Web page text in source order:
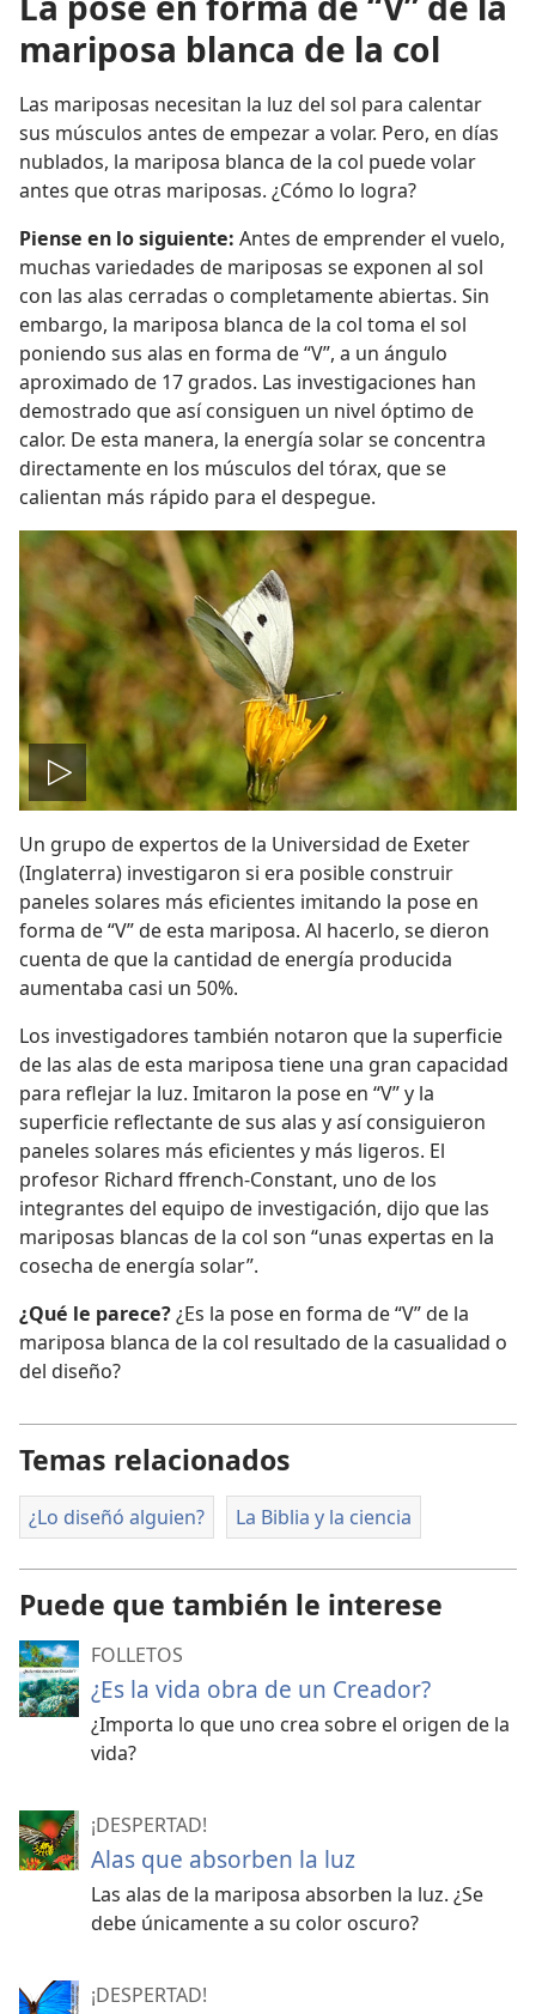
mariposa blanca de la col
Las mariposas necesitan la luz del sol para calentar
sus músculos antes de empezar a volar. Pero, en días
nublados, la mariposa blanca de la col puede volar
antes que otras mariposas. ¿Cómo lo logra?
Piense en lo siguiente: Antes de emprender el vuelo,
muchas variedades de mariposas se exponen al sol
con las alas cerradas o completamente abiertas. Sin
embargo, la mariposa blanca de la col toma el sol
poniendo sus alas en forma de “V”, a un ángulo
aproximado de 17 grados. Las investigaciones han
demostrado que así consiguen un nivel óptimo de
calor. De esta manera, la energía solar se concentra
directamente en los músculos del tórax, que se
calientan más rápido para el despegue.
Reproducir
video
Un grupo de expertos de la Universidad de Exeter
(Inglaterra) investigaron si era posible construir
paneles solares más eficientes imitando la pose en
forma de “V” de esta mariposa. Al hacerlo, se dieron
cuenta de que la cantidad de energía producida
aumentaba casi un 50%.
Los investigadores también notaron que la superficie
de las alas de esta mariposa tiene una gran capacidad
para reflejar la luz. Imitaron la pose en “V” y la
superficie reflectante de sus alas y así consiguieron
paneles solares más eficientes y más ligeros. El
profesor Richard ffrench-Constant, uno de los
integrantes del equipo de investigación, dijo que las
mariposas blancas de la col son “unas expertas en la
cosecha de energía solar”.
¿Qué le parece?¿Es la pose en forma de “V” de la
mariposa blanca de la col resultado de la casualidad o
del diseño?
Temas relacionados
¿Lo diseñó alguien? La Biblia y la ciencia
Puede que también le interese
FOLLETOS
¿Es la vida obra de un Creador?
¿Importa lo que uno crea sobre el origen de la
vida?
¡DESPERTAD!
Alas que absorben la luz
Las alas de la mariposa absorben la luz. ¿Se
debe únicamente a su color oscuro?
¡DESPERTAD!